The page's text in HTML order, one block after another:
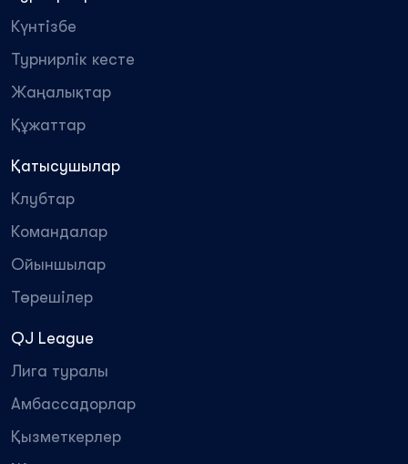
Күнтізбе
Турнирлік кесте
Жаңалықтар
Құжаттар
Қатысушылар
Клубтар
Командалар
Ойыншылар
Төрешілер
QJ League
Лига туралы
Амбассадорлар
Қызметкерлер